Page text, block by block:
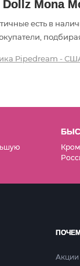
Dollz Mona
есть в
Pipedream -
Акции